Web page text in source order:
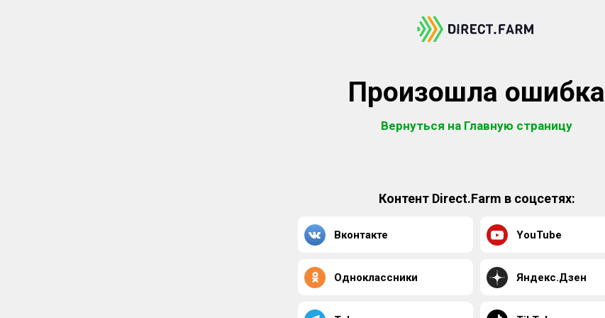
Произошла ошибка
Вернуться на Главную страницу
Контент Direct.Farm в соцсетях:
Вконтакте YouTube
Одноклассники Яндекс.Дзен